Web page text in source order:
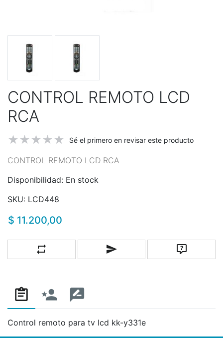
CONTROL REMOTO LCD
RCA
Sé el primero en revisar este producto
CONTROL REMOTO LCD RCA
Disponibilidad: En stock
SKU: LCD448
$ 11.200,00
Añadir a la lista de comparaciónEscribe un correo a un amigo
Pregunta
Control remoto para tv lcd kk-y331e